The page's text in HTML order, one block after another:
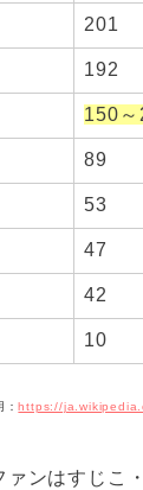
201
192
150
89
53
47
42
10
：https://
ァンはすじこ